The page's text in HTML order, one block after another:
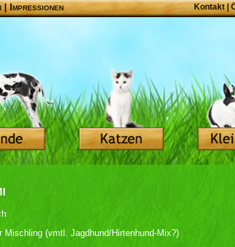
|Impressionen Kontakt
Mischling (vmtl. Jagdhund/Hirtenhund-Mix?)